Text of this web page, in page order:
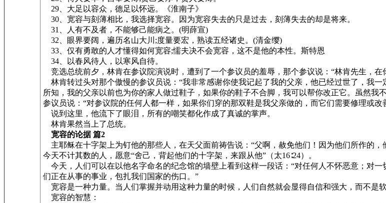
29、大足以容众，德足以怀远。《淮南子》
30、宽容与刻薄相比，我选择宽容。因为宽容失去的只是过去，刻薄失去的却是将来。
31、人有不及者，不能够己能病之。(明薛宣)
32、眼界要阔，遍历名山大川;度量要宏，熟读五经诸史。(清金缨)
33、仅有勇敢的人才懂得如何宽容;懦夫决不会宽容，这不是他的本性。斯特恩
34、以春风待人，以寒风自待。
竞选总统前夕，林肯在参议院演说时，遭到了一个参议员的羞辱，那个参议说：“林肯先生，
林肯转过头对那个傲慢的参议员说：“我非常感谢你使我记起了我的父亲，他已经过世了，我
所知，我的父亲以前也为你的家人做过鞋子，如果你的鞋子不合脚，我可以帮你改正它。虽然
参议员说：“对参议院的任何人都一样，如果你们穿的那双鞋是我父亲做的，而它们需要修理或
说到这里，他流下了眼泪，所有的嘲笑都化作成了真诚的掌声。
林肯果然当上了总统。
宽容的论据 篇2
主耶稣在十字架上为钉他的那些人，在天父面前祷告说：“父啊，赦免他们！因为他们所作的
今天不计其数的人，愿意“舍己，背起他们的十字架，来跟从他”（太16∶24）。
今天，人们可以在以他名字命名的纪念馆的墙壁上看到这样一段话：“对任何人不怀恶意；对
们正在从事的事业，包扎我们国家的伤口。”
宽容是一种力量。当人们掌握并动用这种力量的时候，人们自然就会显得自信和强大，而不是软
宽容的智慧：